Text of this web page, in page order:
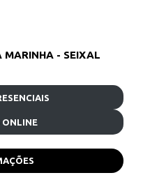
MARINHA - SEIXAL
ONLINE